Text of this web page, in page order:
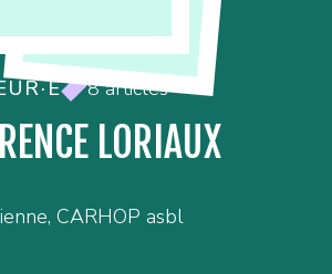
8 articles
LORIAUX
CARHOP asbl